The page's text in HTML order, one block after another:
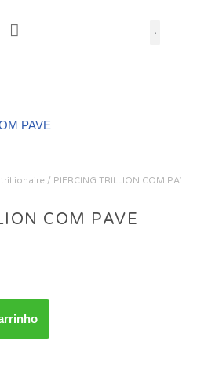
trillionaire / PIERCING TRILLION COM PAVE
COM PAVE